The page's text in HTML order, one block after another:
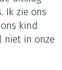
Ik zie ons
kind
niet in onze